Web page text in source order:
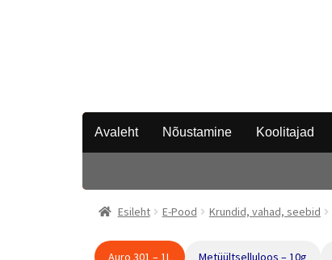
Avaleht Nõustamine Koolitajad
Esileht E-Pood Krundid, vahad, seebid
Auro 301 – 1L Metüültselluloos – 10g